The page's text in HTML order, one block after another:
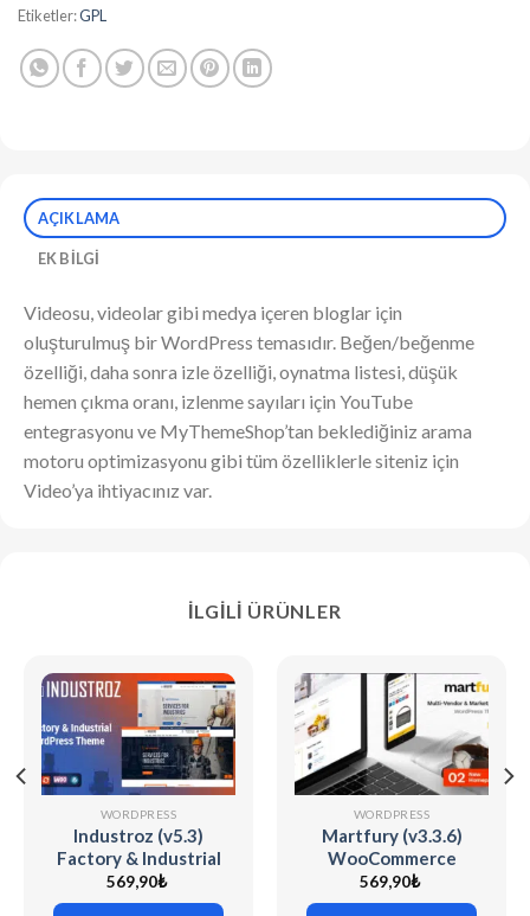
Etiketler:GPL
AÇIKLAMA
EK BILGI
Videosu, videolar gibi medya içeren bloglar için
oluşturulmuş bir WordPress temasıdır. Beğen/beğenme
özelliği, daha sonra izle özelliği, oynatma listesi, düşük
hemen çıkma oranı, izlenme sayıları için YouTube
entegrasyonu ve MyThemeShop’tan beklediğiniz arama
motoru optimizasyonu gibi tüm özelliklerle siteniz için
Video’ya ihtiyacınız var.
İLGILI ÜRÜNLER
WORDPRESS
Industroz (v5.3)
Factory & Industrial
WordPress Theme
569,90₺
WORDPRESS
Martfury (v3.3.6)
WooCommerce
Marketplace
WordPress Theme
569,90₺